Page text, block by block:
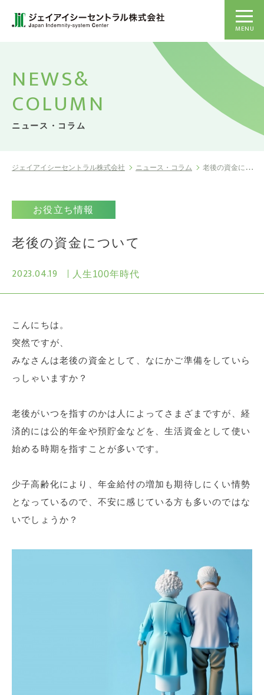
MENU
NEWS&
COLUMN
ニュース・コラム
ジェイアイシーセントラル株式会社 ニュース・コラム 老後の資金について
お役立ち情報
老後の資金について
2023.04.19 人生100年時代
こんにちは。
突然ですが、
みなさんは老後の資金として、なにかご準備をしていら
っしゃいますか？
老後がいつを指すのかは人によってさまざまですが、経
済的には公的年金や預貯金などを、生活資金として使い
始める時期を指すことが多いです。
少子高齢化により、年金給付の増加も期待しにくい情勢
となっているので、不安に感じている方も多いのではな
いでしょうか？